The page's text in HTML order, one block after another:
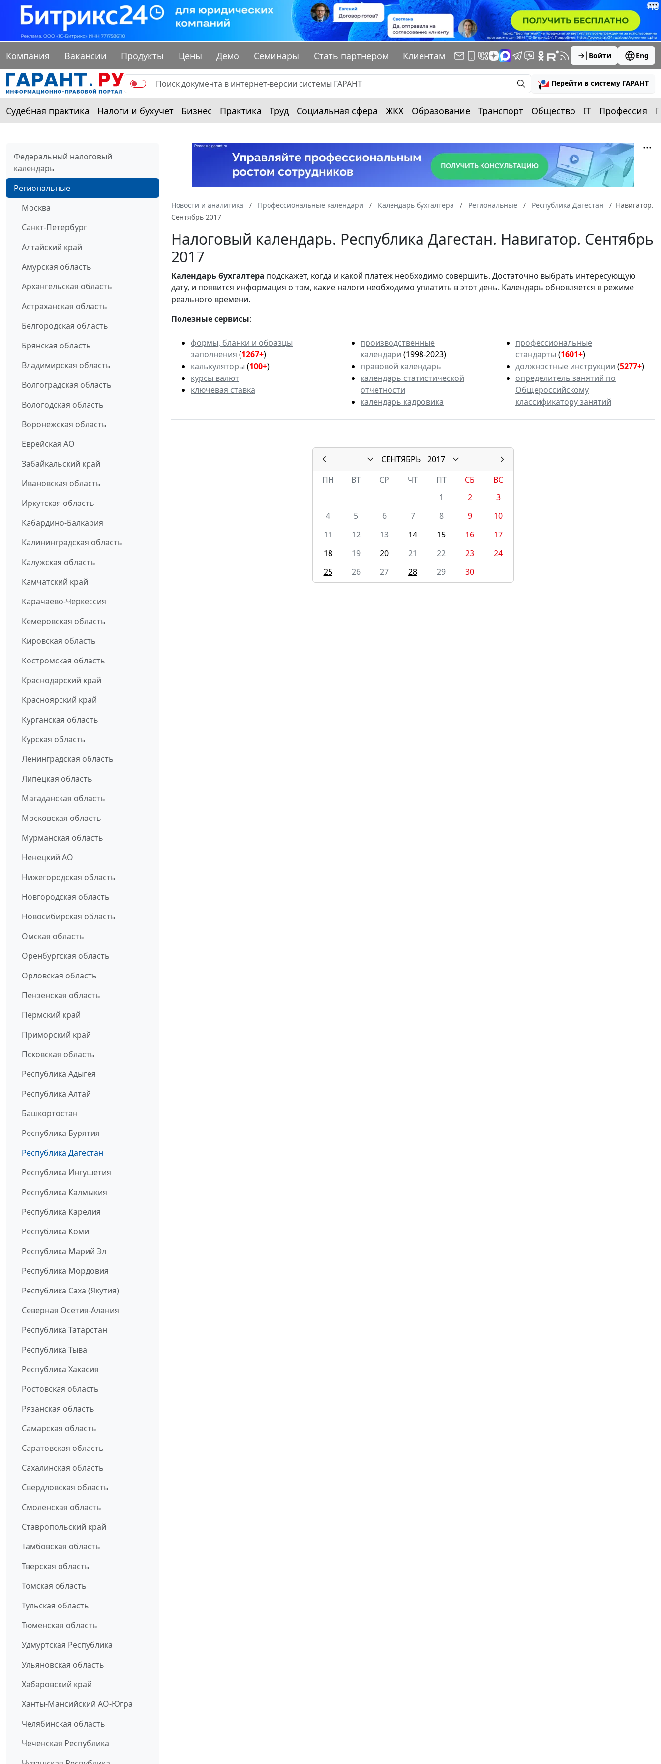
Компания Вакансии Продукты Цены Демо Семинары Стать партнером Клиентам Войти Eng
Перейти в систему ГАРАНТ
Судебная практика Налоги и бухучет Бизнес Практика Труд Социальная сфера ЖКХ Образование Транспорт Общество IT Профессия
Федеральный налоговый
календарь
Региональные
Москва
Санкт-Петербург
Алтайский край
Амурская область
Архангельская область
Астраханская область
Белгородская область
Брянская область
Владимирская область
Волгоградская область
Вологодская область
Воронежская область
Еврейская АО
Забайкальский край
Ивановская область
Иркутская область
Кабардино-Балкария
Калининградская область
Калужская область
Камчатский край
Карачаево-Черкессия
Кемеровская область
Кировская область
Костромская область
Краснодарский край
Красноярский край
Курганская область
Курская область
Ленинградская область
Липецкая область
Магаданская область
Московская область
Мурманская область
Ненецкий АО
Нижегородская область
Новгородская область
Новосибирская область
Омская область
Оренбургская область
Орловская область
Пензенская область
Пермский край
Приморский край
Псковская область
Республика Адыгея
Республика Алтай
Башкортостан
Республика Бурятия
Республика Дагестан
Республика Ингушетия
Республика Калмыкия
Республика Карелия
Республика Коми
Республика Марий Эл
Республика Мордовия
Республика Саха (Якутия)
Северная Осетия-Алания
Республика Татарстан
Республика Тыва
Республика Хакасия
Ростовская область
Рязанская область
Самарская область
Саратовская область
Сахалинская область
Свердловская область
Смоленская область
Ставропольский край
Тамбовская область
Тверская область
Томская область
Тульская область
Тюменская область
Удмуртская Республика
Ульяновская область
Хабаровский край
Ханты-Мансийский АО-Югра
Челябинская область
Чеченская Республика
Новости и аналитика Профессиональные календари Календарь бухгалтера Региональные Республика Дагестан
Навигатор.
Сентябрь 2017
Налоговый календарь. Республика Дагестан. Навигатор. Сентябрь
2017
Календарьбухгалтера подскажет, когда и какой платеж необходимо совершить. Достаточно выбрать интересующую
дату, и появится информация о том, какие налоги необходимо уплатить в этот день. Календарь обновляется в режиме
реального времени.
Полезные сервисы:
формы, бланки и образцы
заполнения (1267+)
калькуляторы (100+)
курсы валют
ключевая ставка
производственные
календари (1998-2023)
правовой календарь
календарь статистической
отчетности
календарь кадровика
профессиональные
стандарты (1601+)
должностные инструкции (5277+)
определитель занятий по
Общероссийскому
классификатору занятий
СЕНТЯБРЬ
2017
ПН
ВТ СР ЧТ ПТ СБ
ВС
1
2
3
4
5 6 7 8 9
10
11
12 13 14 15 16
17
18
19 20 21 22 23
24
25
26 27 28 29 30